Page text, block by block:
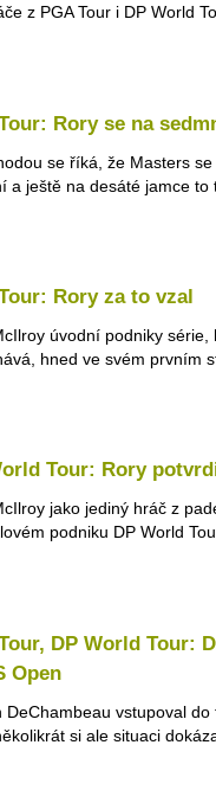
z PGA Tour i DP World
Rory se na
se říká, že Masters
a ještě na desáté jamce to
Rory za to vzal
úvodní podniky
hned ve svém prvním
Tour: Rory
jako jediný hráč z
podniku DP World
DP World Tour:
Open
DeChambeau vstupoval
si ale situaci